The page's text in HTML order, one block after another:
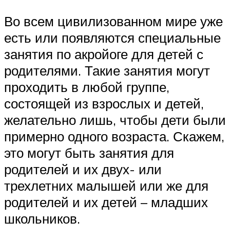
Во всем цивилизованном мире уже
есть или появляются специальные
занятия по акройоге для детей с
родителями. Такие занятия могут
проходить в любой группе,
состоящей из взрослых и детей,
желательно лишь, чтобы дети были
примерно одного возраста. Скажем,
это могут быть занятия для
родителей и их двух- или
трехлетних малышей или же для
родителей и их детей – младших
школьников.